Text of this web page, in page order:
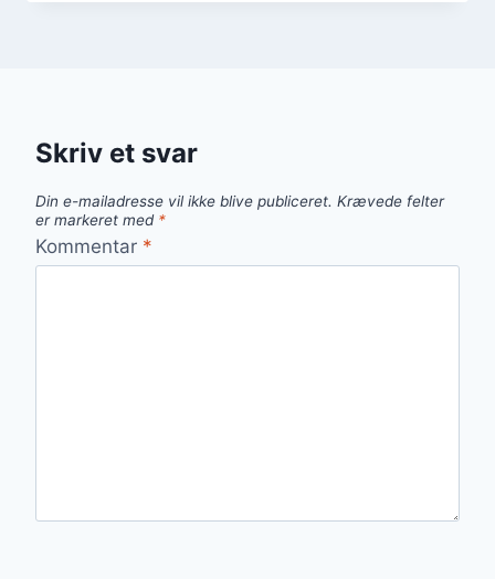
Skriv et svar
Din e-mailadresse vil ikke blive publiceret. Krævede felter
er markeret med *
Kommentar *